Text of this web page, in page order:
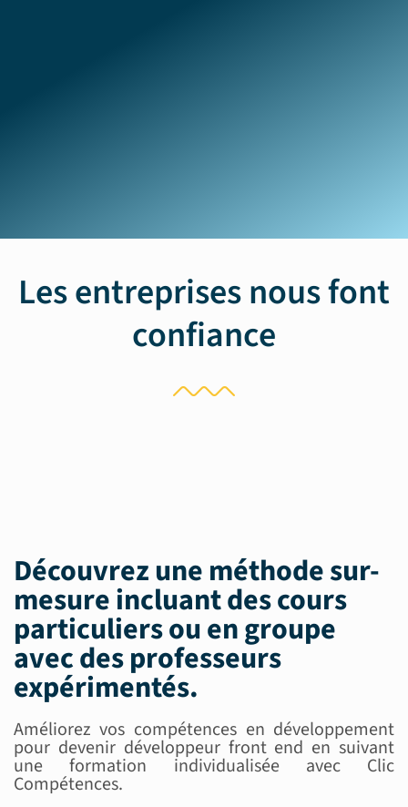
Les entreprises nous font
confiance
Découvrez une méthode sur-
mesure incluant descours
particuliers ou en groupe
avec desprofesseurs
expérimentés.
Améliorez vos compétences en développement
pour devenir développeur front end en suivant
une formation individualisée avec Clic
Compétences.